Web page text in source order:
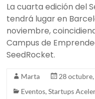
en
España
para
startups
TIC
fase
inicial
La cuarta edición del
tendrá lugar en
noviembre,
Campus de
SeedRocket.
Marta
28
Eventos,Startups